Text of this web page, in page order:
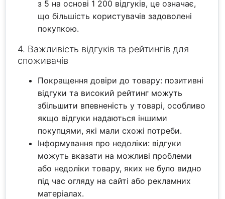
з 5 на основі 1 200 відгуків, це означає,
що більшість користувачів задоволені
покупкою.
4. Важливість відгуків та рейтингів для
споживачів
Покращення довіри до товару: позитивні
відгуки та високий рейтинг можуть
збільшити впевненість у товарі, особливо
якщо відгуки надаються іншими
покупцями, які мали схожі потреби.
Інформування про недоліки: відгуки
можуть вказати на можливі проблеми
або недоліки товару, яких не було видно
під час огляду на сайті або рекламних
матеріалах.